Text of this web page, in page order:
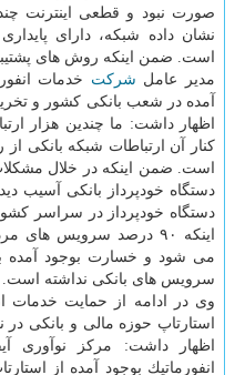
صورت نبود و قطعی اینترنت
نشان داده شبكه، دارای
است. ضمن اینكه روش های
مدیر عامل شركت خدمات
آمده در شعب بانكی كشور و
اظهار داشت: ما چندین هزار
كنار آن ارتباطات شبكه بانكی از
است. ضمن اینكه در خلال
دستگاه خودپرداز در سراسر
اینكه ۹۰ درصد سرویس
می شود و خسارت بوجود آمده
سرویس های بانكی نداشته است.
استارتاپ حوزه مالی و بانكی در
اظهار داشت: مركز نوآوری
انفورماتیك بوجود آمده از